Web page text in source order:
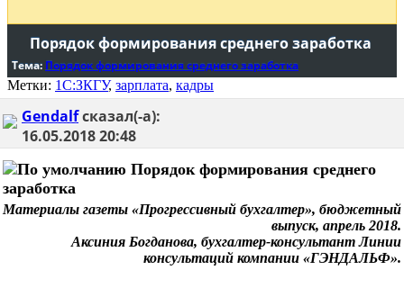
Порядок формирования среднего заработка
Тема: Порядок формирования среднего заработка
Метки: 1С:ЗКГУ, зарплата, кадры
Gendalfсказал(-а):
16.05.201820:48
Порядок формирования среднего
заработка
Материалы газеты «Прогрессивный бухгалтер», бюджетный
выпуск, апрель 2018.
Аксиния Богданова, бухгалтер-консультант Линии
консультаций компании «ГЭНДАЛЬФ».